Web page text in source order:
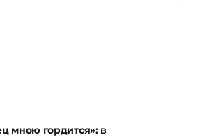
мною гордится»: в